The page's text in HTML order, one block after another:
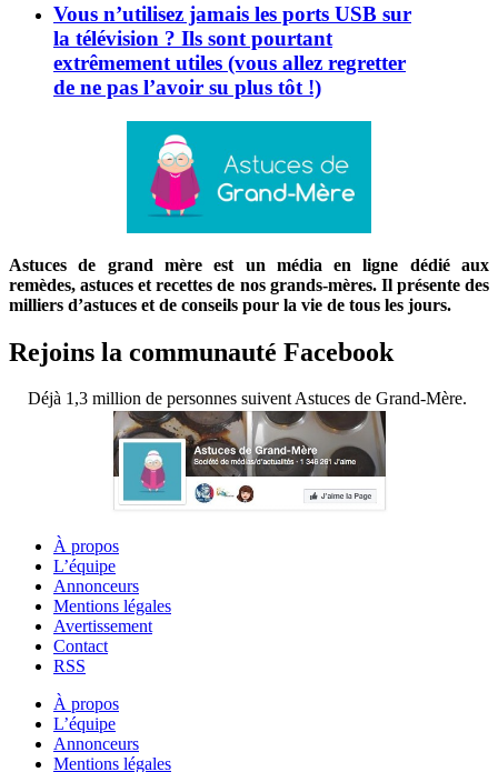
Vous n’utilisez jamais les ports USB sur
la télévision ? Ils sont pourtant
extrêmement utiles (vous allez regretter
de ne pas l’avoir su plus tôt !)
Astuces de grand mère est un média en ligne dédié aux
remèdes, astuces et recettes de nos grands-mères. Il présente des
milliers d’astuces et de conseils pour la vie de tous les jours.
Rejoins la communauté Facebook
Déjà 1,3 million de personnes suivent Astuces de Grand-Mère.
À propos
L’équipe
Annonceurs
Mentions légales
Avertissement
Contact
RSS
À propos
L’équipe
Annonceurs
Mentions légales